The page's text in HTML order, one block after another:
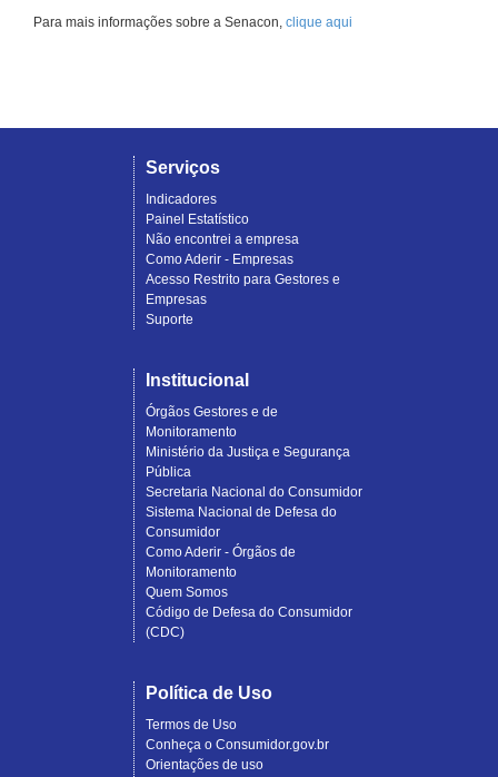
Para mais informações sobre a Senacon, clique aqui
Serviços
Indicadores
Painel Estatístico
Não encontrei a empresa
Como Aderir - Empresas
Acesso Restrito para Gestores e
Empresas
Suporte
Institucional
Órgãos Gestores e de
Monitoramento
Ministério da Justiça e Segurança
Pública
Secretaria Nacional do Consumidor
Sistema Nacional de Defesa do
Consumidor
Como Aderir - Órgãos de
Monitoramento
Quem Somos
Código de Defesa do Consumidor
(CDC)
Política de Uso
Termos de Uso
Conheça o Consumidor.gov.br
Orientações de uso